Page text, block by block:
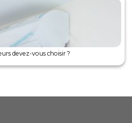
devez-vous choisir ?